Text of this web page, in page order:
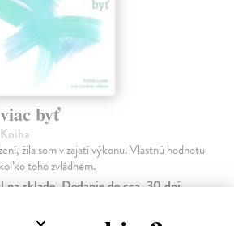
byť
žila som v zajatí výkonu. Vlastnú hodnotu
toho zvládnem.
sklade. Dodanie do cca. 30 dní.